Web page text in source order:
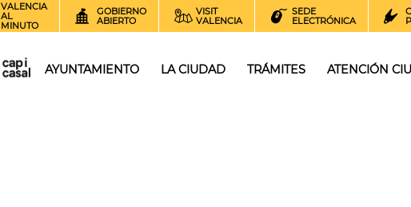
VALENCIA
AL
MINUTO
GOBIERNO
ABIERTO
VISIT
VALENCIA
SEDE
ELECTRÓNICA
AYUNTAMIENTO LA CIUDAD TRÁMITES ATENCIÓN